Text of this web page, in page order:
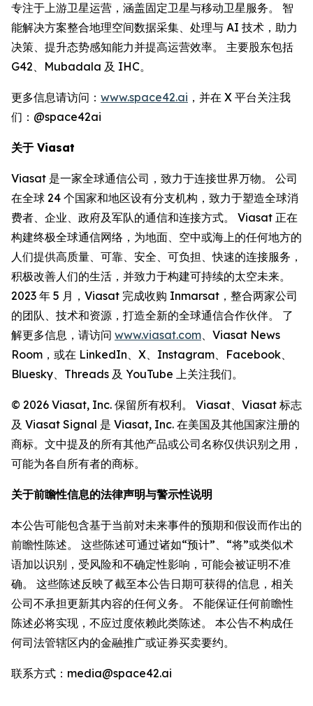
专注于上游卫星运营，涵盖固定卫星与移动卫星服务。 智
能解决方案整合地理空间数据采集、处理与 AI 技术，助力
决策、提升态势感知能力并提高运营效率。 主要股东包括
G42、Mubadala 及 IHC。
更多信息请访问： www.space42.ai ，并在 X 平台关注我
们：@space42ai
关于 Viasat
Viasat 是一家全球通信公司，致力于连接世界万物。 公司
在全球 24 个国家和地区设有分支机构，致力于塑造全球消
费者、企业、政府及军队的通信和连接方式。 Viasat 正在
构建终极全球通信网络，为地面、空中或海上的任何地方的
人们提供高质量、可靠、安全、可负担、快速的连接服务，
积极改善人们的生活，并致力于构建可持续的太空未来。
2023 年 5 月，Viasat 完成收购 Inmarsat，整合两家公司
的团队、技术和资源，打造全新的全球通信合作伙伴。 了
解更多信息，请访问 www.viasat.com、Viasat News
Room，或在 LinkedIn、X、Instagram、Facebook、
Bluesky、Threads 及 YouTube 上关注我们。
© 2026 Viasat, Inc. 保留所有权利。 Viasat、Viasat 标志
及 Viasat Signal 是 Viasat, Inc. 在美国及其他国家注册的
商标。文中提及的所有其他产品或公司名称仅供识别之用，
可能为各自所有者的商标。
关于前瞻性信息的法律声明与警示性说明
本公告可能包含基于当前对未来事件的预期和假设而作出的
前瞻性陈述。 这些陈述可通过诸如“预计”、“将”或类似术
语加以识别，受风险和不确定性影响，可能会被证明不准
确。 这些陈述反映了截至本公告日期可获得的信息，相关
公司不承担更新其内容的任何义务。 不能保证任何前瞻性
陈述必将实现，不应过度依赖此类陈述。 本公告不构成任
何司法管辖区内的金融推广或证券买卖要约。
联系方式：media@space42.ai